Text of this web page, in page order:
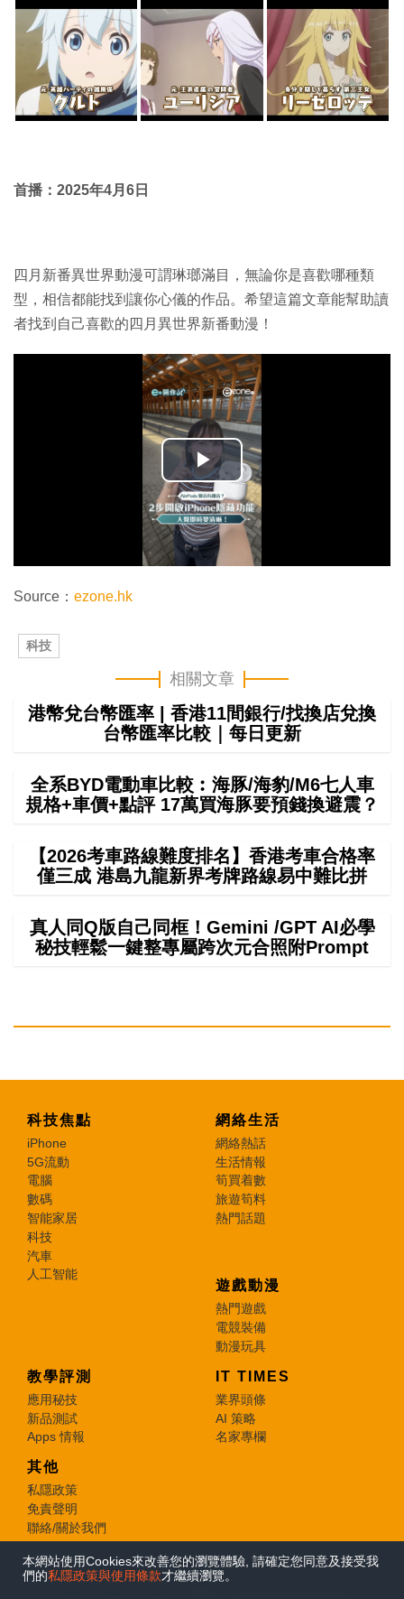
首播：2025年4月6日
四月新番異世界動漫可謂琳瑯滿目，無論你是喜歡哪種類
型，相信都能找到讓你心儀的作品。希望這篇文章能幫助讀
者找到自己喜歡的四月異世界新番動漫！
播
放
影
Source ： ezone.hk
科技
相關文章
港幣兌台幣匯率 | 香港11間銀行/找換店兌換
台幣匯率比較｜每日更新
全系BYD電動車比較︰海豚/海豹/M6七人車
規格+車價+點評 17萬買海豚要預錢換避震？
【2026考車路線難度排名】香港考車合格率
僅三成 港島九龍新界考牌路線易中難比拼
真人同Q版自己同框！Gemini /GPT AI必學
秘技輕鬆一鍵整專屬跨次元合照附Prompt
科技焦點
iPhone
5G流動
電腦
數碼
智能家居
科技
汽車
人工智能
網絡生活
網絡熱話
生活情報
筍買着數
旅遊筍料
熱門話題
遊戲動漫
熱門遊戲
電競裝備
動漫玩具
教學評測
應用秘技
新品測試
Apps 情報
IT TIMES
業界頭條
AI 策略
名家專欄
其他
私隱政策
免責聲明
聯絡/關於我們
© 2026 e-zone. All Rights Reserved.
本網站使用Cookies來改善您的瀏覽體驗, 請確定您同意及接受我
們的私隱政策與使用條款才繼續瀏覽。